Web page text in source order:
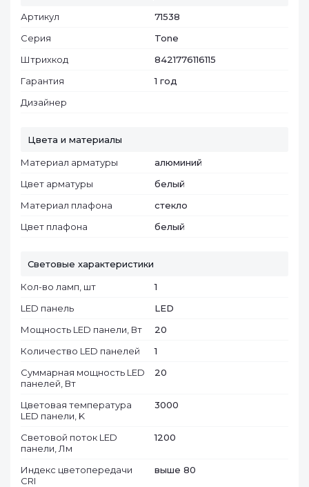
Артикул
71538
Серия
Tone
Штрихкод
8421776116115
Гарантия
1 год
Дизайнер
Цвета и материалы
Материал арматуры
алюминий
Цвет арматуры
белый
Материал плафона
cтекло
Цвет плафона
белый
Световые характеристики
Кол-во ламп, шт
1
LED панель
LED
Мощность LED панели, Вт
20
Количество LED панелей
1
Суммарная мощность LED
панелей, Вт
20
Цветовая температура
LED панели, K
3000
Световой поток LED
панели, Лм
1200
Индекс цветопередачи
CRI
выше 80